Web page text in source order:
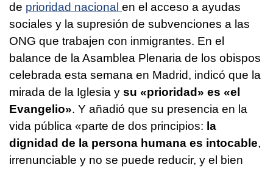
de prioridad nacional en el acceso a ayudas
sociales y la supresión de subvenciones a las
ONG que trabajen con inmigrantes. En el
balance de la Asamblea Plenaria de los obispos
celebrada esta semana en Madrid, indicó que la
mirada de la Iglesia y su «prioridad» es «el
Evangelio». Y añadió que su presencia en la
vida pública «parte de dos principios: la
dignidad de la persona humana es intocable,
irrenunciable y no se puede reducir, y el bien